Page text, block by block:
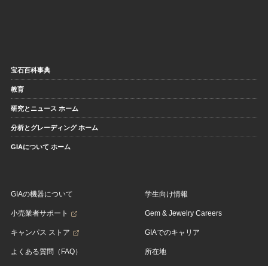
宝石百科事典
教育
研究とニュース ホーム
分析とグレーディング ホーム
GIAについて ホーム
GIAの機器について
小売業者サポート
キャンパス ストア
よくある質問（FAQ）
学生向け情報
Gem & Jewelry Careers
GIAでのキャリア
所在地